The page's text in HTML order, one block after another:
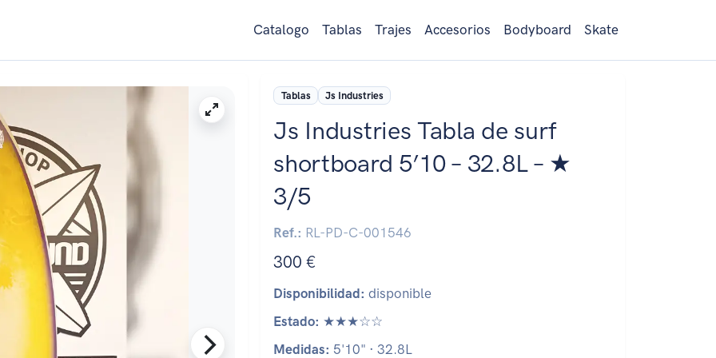
Catalogo
Tablas Trajes Accesorios Bodyboard Skate
Tablas Js Industries
Js Industries Tabla de surf
shortboard 5’10 – 32.8L – ★
3/5
Ref.: RL-PD-C-001546
300 €
Disponibilidad: disponible
Estado: ★★★☆☆
Medidas: 5'10" · 32.8L